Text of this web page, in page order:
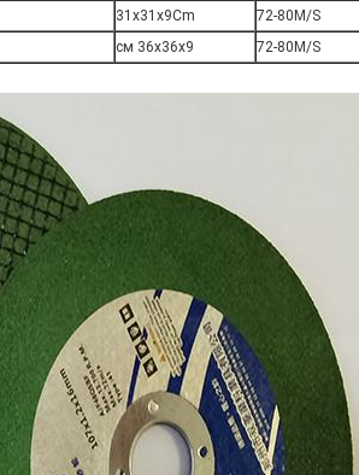
31x31x9Cm
72-80M/S
см 36x36x9 72-80M/S